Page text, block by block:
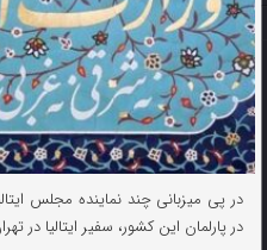
در پی میزبانی چند نماینده مجلس
در پارلمان این کشور، سفیر ایتالیا در